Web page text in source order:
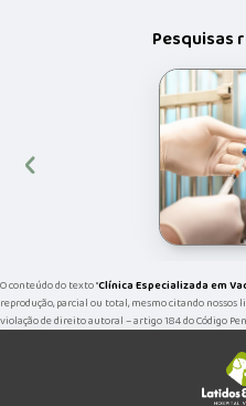
Pesquisas
‹
O conteúdo do texto "Clínica Especializada em
reprodução, parcial ou total, mesmo citando nossos
violação de direito autoral – artigo 184 do Código